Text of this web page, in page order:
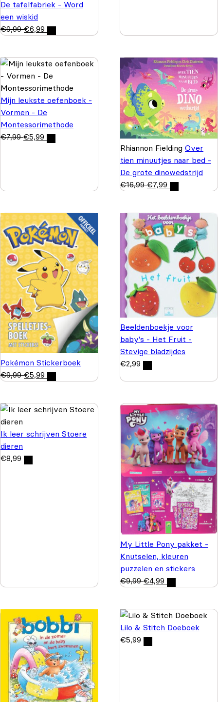
De tafelfabriek - Word
een wiskid
€9,99 €6,99
Mijn leukste oefenboek -
Vormen - De
Montessorimethode
€7,99 €5,99
Rhiannon Fielding Over
tien minuutjes naar bed -
De grote dinowedstrijd
€16,99 €7,99
Pokémon Stickerboek
€9,99 €5,99
Beeldenboekje voor
baby's - Het Fruit -
Stevige bladzijdes
€2,99
Ik leer schrijven Stoere
dieren
€8,99
My Little Pony pakket -
Knutselen, kleuren
puzzelen en stickers
€9,99 €4,99
Lilo & Stitch Doeboek
€5,99